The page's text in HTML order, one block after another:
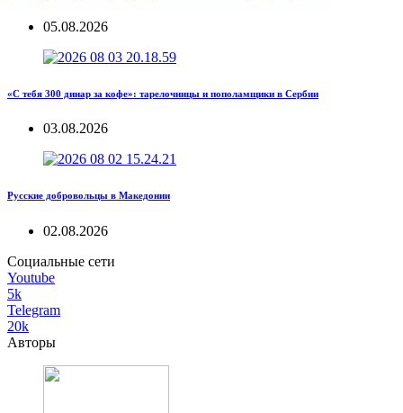
05.08.2026
«С тебя 300 динар за кофе»: тарелочницы и пополамщики в Сербии
03.08.2026
Русские добровольцы в Македонии
02.08.2026
Социальные сети
Youtube
5k
Telegram
20k
Авторы